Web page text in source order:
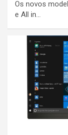
Os novos
e All in…